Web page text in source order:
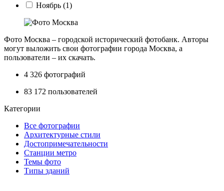
Ноябрь (1)
Фото Москва – городской исторический фотобанк. Авторы
могут выложить свои фотографии города Москва, а
пользователи – их скачать.
4 326 фотографий
83 172 пользователей
Категории
Все фотографии
Архитектурные стили
Достопримечательности
Станции метро
Темы фото
Типы зданий